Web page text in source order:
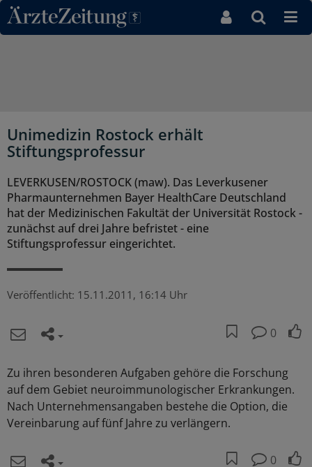
Direkt zum Inhaltsbereich
Unimedizin Rostock erhält
Stiftungsprofessur
LEVERKUSEN/ROSTOCK (maw). Das Leverkusener
Pharmaunternehmen Bayer HealthCare Deutschland
hat der Medizinischen Fakultät der Universität Rostock -
zunächst auf drei Jahre befristet - eine
Stiftungsprofessur eingerichtet.
Veröffentlicht: 15.11.2011, 16:14 Uhr
0
Zu ihren besonderen Aufgaben gehöre die Forschung
auf dem Gebiet neuroimmunologischer Erkrankungen.
Nach Unternehmensangaben bestehe die Option, die
Vereinbarung auf fünf Jahre zu verlängern.
0